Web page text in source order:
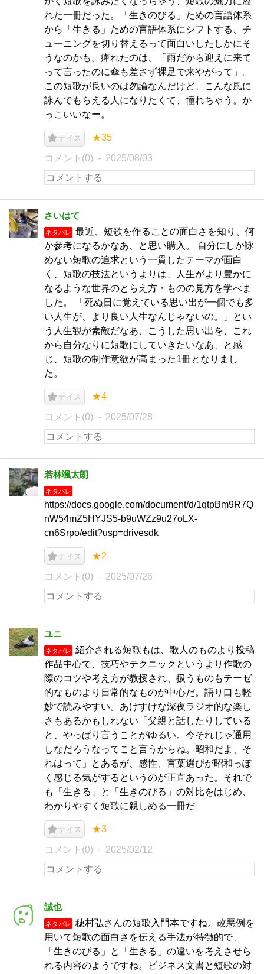
れた一冊だった。「生きのびる」ための言語体系
から「生きる」ための言語体系にシフトする、チ
ューニングを切り替えるって面白いしたしかにそ
うなのかも。痺れたのは、「雨だから迎えに来て
って言ったのに傘も差さず裸足で来やがって」。
この短歌が良いのは勿論なんだけど、こんな風に
詠んでもらえる人になりたくて、憧れちゃう。か
っこいいなー。
ナイス ★35
コメント(0) 2025/08/03
さいはて
ネタバレ
最近、短歌を作ることの面白さを知り、何
か参考になるかなあ、と思い購入。 自分にしか詠
めない短歌の追求という一貫したテーマが面白
く、短歌の技法というよりは、人生がより豊かに
なるような世界のとらえ方・ものの見方を学べま
した。 「死ぬ日に覚えている思い出が一個でも多
い人生が、より良い人生なんじゃないの。」とい
う人生観が素敵だなあ、こうした思い出を、これ
から自分なりに短歌にしていきたいなあ、と感
じ、短歌の制作意欲が高まった1冊となりまし
た。
ナイス ★4
コメント(0) 2025/07/28
若林颯太朗
ネタバレ
https://docs.google.com/document/d/1qtpBm9R7Q
nW54mZ5HYJS5-b9uWZz9u27oLX-
cn6Srpo/edit?usp=drivesdk
ナイス ★2
コメント(0) 2025/07/26
ユニ
ネタバレ
紹介される短歌もは、歌人のものより投稿
作品中心で、技巧やテクニックというより作歌の
際のコツや考え方が教授され、扱うものもテーゼ
的なものより日常的なものが中心だ。語り口も軽
妙で読みやすい。あけすけな深夜ラジオ的な楽し
さもあるかもしれない「父親と話したりしている
と、やっぱり言うことがゆるい。今それじゃ通用
しなだろうなってこと言うからね。昭和だよ、そ
れはって」とあるが、感性、言葉選びが昭和っぽ
く感じる気がするというのが正直あった。それで
も「生きる」と「生きのびる」の対比をはじめ、
わかりやすく短歌に親しめる一冊だ
ナイス ★3
コメント(0) 2025/02/12
誠也
ネタバレ
穂村弘さんの短歌入門本ですね。改悪例を
用いて短歌の面白さを伝える手法が特徴的で、
「生きのびる」と「生きる」の違いを考えさせら
れる内容のようですね。ビジネス文書と短歌の対